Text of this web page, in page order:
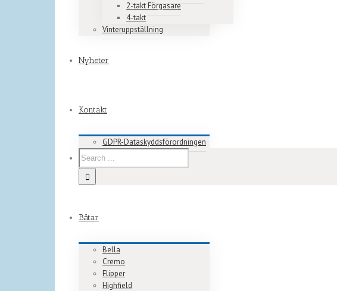
2-takt Förgasare
4-takt
Vinteruppställning
Nyheter
Kontakt
GDPR-Dataskyddsförordningen
Båtar
Bella
Cremo
Flipper
Highfield